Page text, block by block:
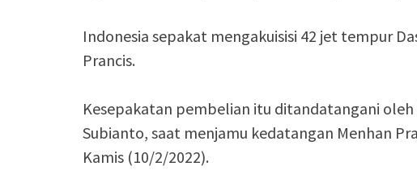
Indonesia sepakat mengakuisisi 42 jet tempur
Prancis.
Kesepakatan pembelian itu ditandatangani
Subianto, saat menjamu kedatangan Menhan
Kamis (10/2/2022).